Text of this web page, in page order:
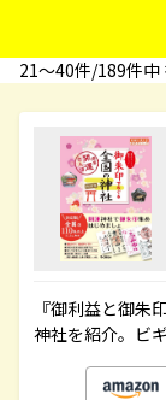
21〜40件/189件中
『御利益と御朱
神社を紹介。ビ